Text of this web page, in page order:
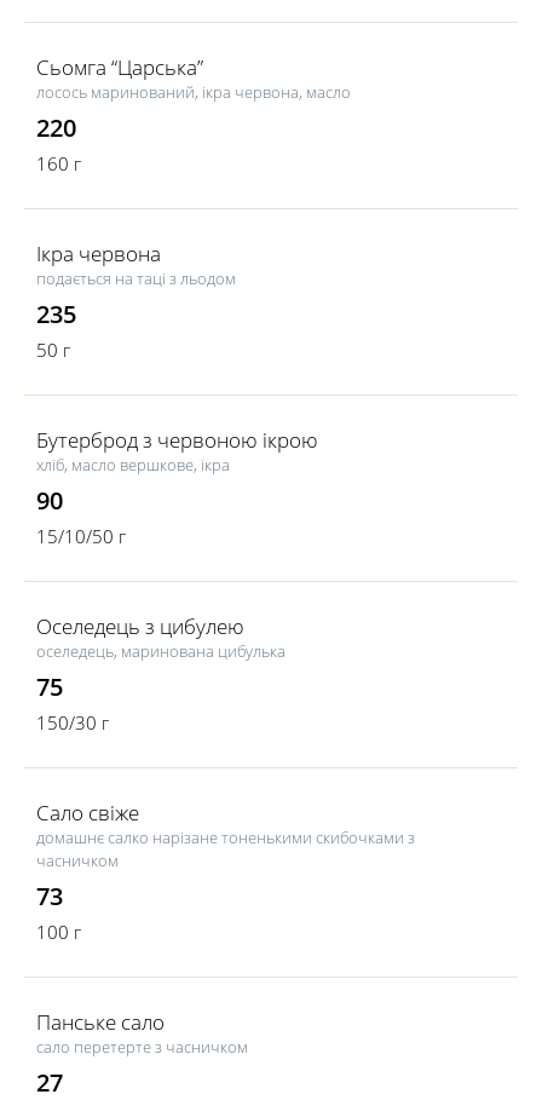
Сьомга “Царська”
лосось маринований, ікра червона, масло
220
160 г
Ікра червона
подається на таці з льодом
235
50 г
Бутерброд з червоною ікрою
хліб, масло вершкове, ікра
90
15/10/50 г
Оселедець з цибулею
оселедець, маринована цибулька
75
150/30 г
Сало свіже
домашнє салко нарізане тоненькими скибочками з
часничком
73
100 г
Панське сало
сало перетерте з часничком
27